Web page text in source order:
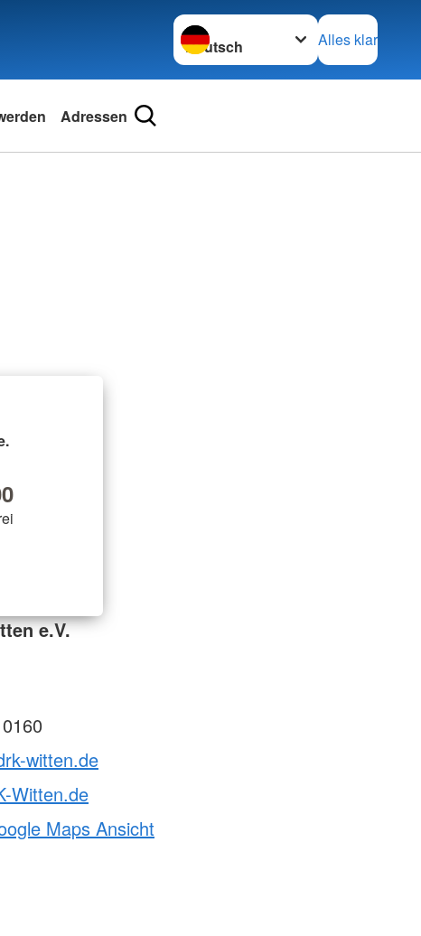
Sprache wechseln zu
Alles klar
Adressen
e.V.
witten.de
Witten.de
Maps Ansicht